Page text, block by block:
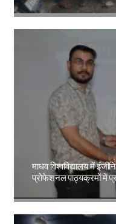
Amit Lekh
माधव विश्वविद्यालय में
प्रोफेशनल पाठ्यक्रमों में
Amit Lekh